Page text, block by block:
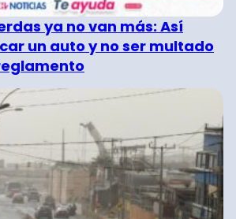
ya no van más: Así
un auto y no ser multado